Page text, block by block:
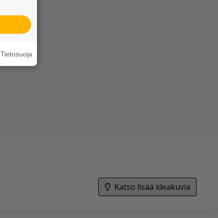
Katso lisää ideakuvia
Tietosuoja